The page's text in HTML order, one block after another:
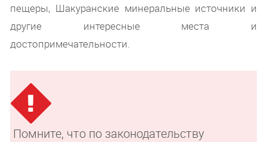
пещеры, Шакуранские минеральные источники и
другие интересные места и
достопримечательности.
Помните, что по законодательству